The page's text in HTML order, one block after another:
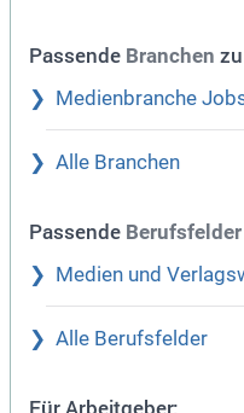
Passende Branchen
Medienbranche
Alle Branchen
Passende Berufsfelder
Medien und
Alle Berufsfelder